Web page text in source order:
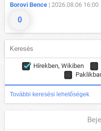
0
Borovi Bence | 2026.08.06 16:00
Hírekben, Wikiben
További keresési lehetőségek